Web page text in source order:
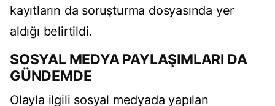
kayıtların da soruşturma dosyasında yer
aldığı belirtildi.
SOSYAL MEDYA PAYLAŞIMLARI DA
GÜNDEMDE
Olayla ilgili sosyal medyada yapılan